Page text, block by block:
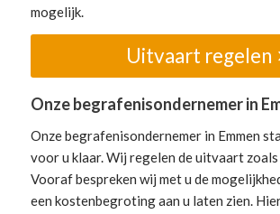
mogelijk.
Uitvaart regelen
Onze begrafenisondernemer in
Onze begrafenisondernemer in Emmen
voor u klaar. Wij regelen de uitvaart
Vooraf bespreken wij met u de
een kostenbegroting aan u laten zien.